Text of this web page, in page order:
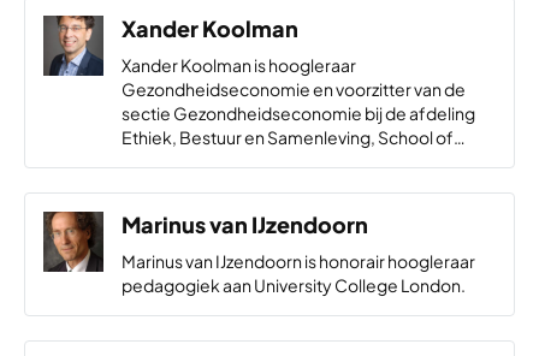
Xander Koolman
Xander Koolman is hoogleraar
Gezondheidseconomie en voorzitter van de
sectie Gezondheidseconomie bij de afdeling
Ethiek, Bestuur en Samenleving, School of
Marinus van IJzendoorn
Marinus van IJzendoorn is honorair hoogleraar
pedagogiek aan University College London.